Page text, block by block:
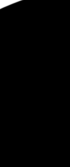
прошло
Приятно